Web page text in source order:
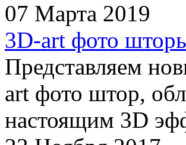
07 Марта 2019
3D-art фото
Представляем
art фото штор,
настоящим 3D